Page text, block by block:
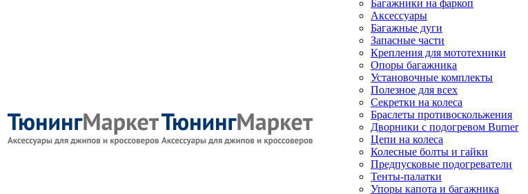
Багажники на фаркоп
Аксессуары
Багажные дуги
Запасные части
Крепления для мототехники
Опоры багажника
Установочные комплекты
Полезное для всех
Секретки на колеса
Браслеты противоскольжения
Дворники с подогревом Burner
Цепи на колеса
Колесные болты и гайки
Предпусковые подогреватели
Тенты-палатки
Упоры капота и багажника